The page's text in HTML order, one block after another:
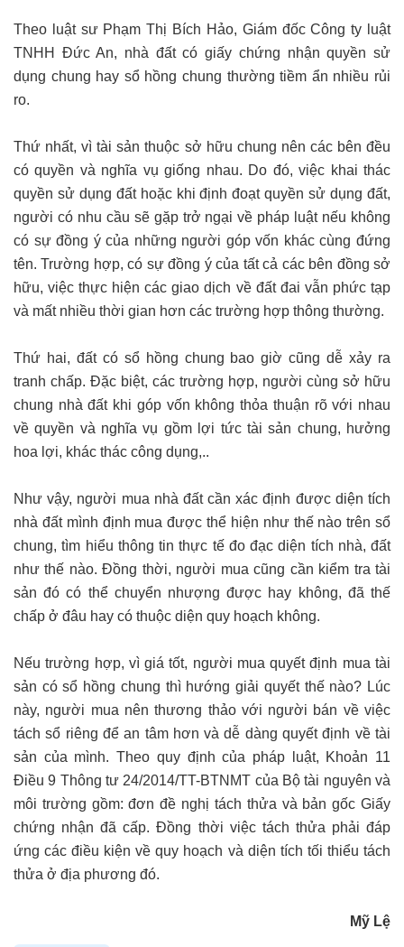
Theo luật sư Phạm Thị Bích Hảo, Giám đốc Công ty luật
TNHH Đức An, nhà đất có giấy chứng nhận quyền sử
dụng chung hay sổ hồng chung thường tiềm ẩn nhiều rủi
ro.
Thứ nhất, vì tài sản thuộc sở hữu chung nên các bên đều
có quyền và nghĩa vụ giống nhau. Do đó, việc khai thác
quyền sử dụng đất hoặc khi định đoạt quyền sử dụng đất,
người có nhu cầu sẽ gặp trở ngại về pháp luật nếu không
có sự đồng ý của những người góp vốn khác cùng đứng
tên. Trường hợp, có sự đồng ý của tất cả các bên đồng sở
hữu, việc thực hiện các giao dịch về đất đai vẫn phức tạp
và mất nhiều thời gian hơn các trường hợp thông thường.
Thứ hai, đất có sổ hồng chung bao giờ cũng dễ xảy ra
tranh chấp. Đặc biệt, các trường hợp, người cùng sở hữu
chung nhà đất khi góp vốn không thỏa thuận rõ với nhau
về quyền và nghĩa vụ gồm lợi tức tài sản chung, hưởng
hoa lợi, khác thác công dụng,..
Như vậy, người mua nhà đất cần xác định được diện tích
nhà đất mình định mua được thể hiện như thế nào trên sổ
chung, tìm hiểu thông tin thực tế đo đạc diện tích nhà, đất
như thế nào. Đồng thời, người mua cũng cần kiểm tra tài
sản đó có thể chuyển nhượng được hay không, đã thế
chấp ở đâu hay có thuộc diện quy hoạch không.
Nếu trường hợp, vì giá tốt, người mua quyết định mua tài
sản có sổ hồng chung thì hướng giải quyết thế nào? Lúc
này, người mua nên thương thảo với người bán về việc
tách sổ riêng để an tâm hơn và dễ dàng quyết định về tài
sản của mình. Theo quy định của pháp luật, Khoản 11
Điều 9 Thông tư 24/2014/TT-BTNMT của Bộ tài nguyên và
môi trường gồm: đơn đề nghị tách thửa và bản gốc Giấy
chứng nhận đã cấp. Đồng thời việc tách thửa phải đáp
ứng các điều kiện về quy hoạch và diện tích tối thiểu tách
thửa ở địa phương đó.
Mỹ Lệ